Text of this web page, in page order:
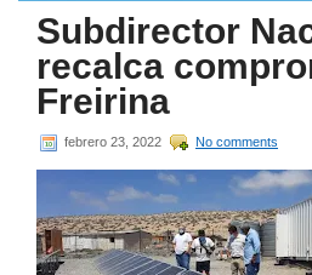
Subdirector
recalca
Freirina
febrero 23, 2022 No comments